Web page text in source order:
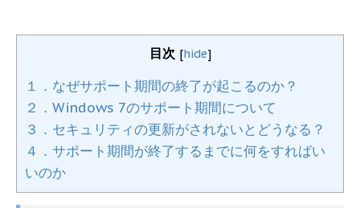
目次 [hide]
１．なぜサポート期間の終了が起こるのか？
２．Windows 7のサポート期間について
３．セキュリティの更新がされないとどうなる？
４．サポート期間が終了するまでに何をすればい
いのか